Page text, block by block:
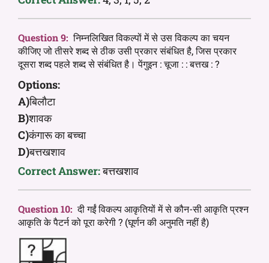
Question 9: निम्नलिखित विकल्पों में से उस विकल्प का चयन
कीजिए जो तीसरे शब्द से ठीक उसी प्रकार संबंधित है, जिस प्रकार
दूसरा शब्द पहले शब्द से संबंधित है। पेंगुइन : चूजा : : बत्तख : ?
Options:
A)बिलौटा
B)शावक
C)कंगारू का बच्चा
D)बत्तखशाव
Correct Answer:बत्तखशाव
Question 10: दी गईं विकल्प आकृतियों में से कौन-सी आकृति प्रश्न
आकृति के पैटर्न को पूरा करेगी ? (घूर्णन की अनुमति नहीं है)